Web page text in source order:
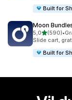
Built for
Moon
5,0ud af 5
(590)
590 •
Slide cart,
Built for